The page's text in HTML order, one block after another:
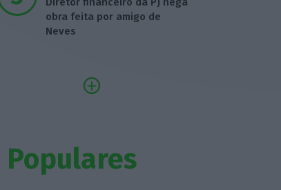
obra feita por amigo de
Neves
Populares